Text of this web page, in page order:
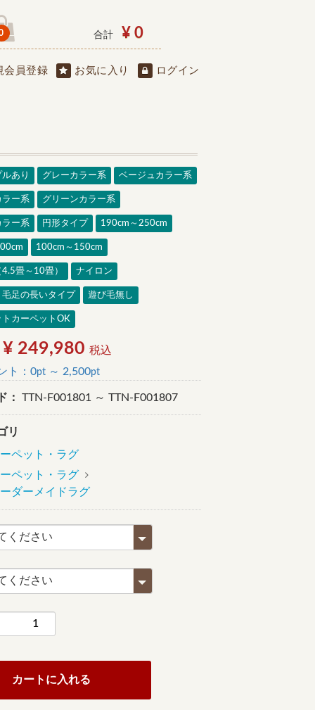
合計 ¥ 0
会員登録 お気に入り ログイン
あり グレーカラー系 ベージュカラー系
ラー系 グリーンカラー系
ラー系 円形タイプ 190cm～250cm
100cm～150cm
畳～10畳） ナイロン
足の長いタイプ 遊び毛無し
カーペットOK
¥ 249,980 税込
ト： 0pt ～ 2,500pt
： TTN-F001801 ～ TTN-F001807
リ
ペット・ラグ
ペット・ラグ
ダーメイドラグ
カートに入れる